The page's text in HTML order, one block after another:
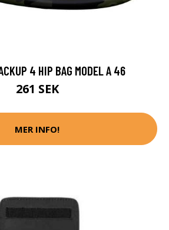
4 HIP BAG MODEL A 46
261 SEK
MER INFO!